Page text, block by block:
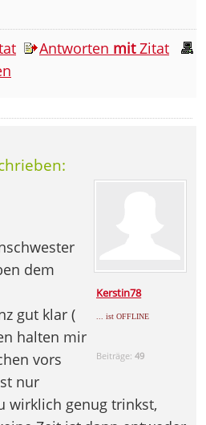
Antworten mitZitat
Kerstin78
... ist OFFLINE
Beiträge:49
dem
gut klar (
halten mir
vors
nur
wirklich genug trinkst,